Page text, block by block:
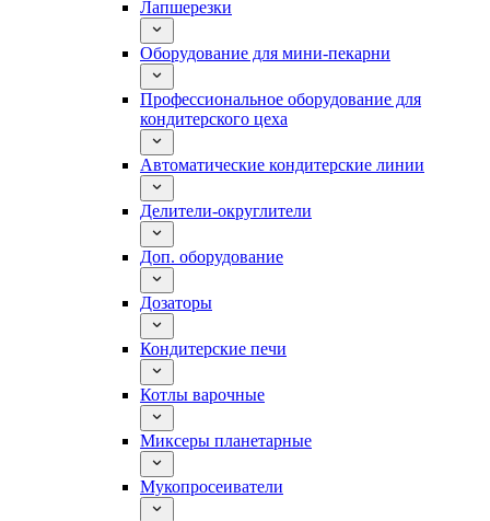
Лапшерезки
Оборудование для мини-пекарни
Профессиональное оборудование для
кондитерского цеха
Автоматические кондитерские линии
Делители-округлители
Доп. оборудование
Дозаторы
Кондитерские печи
Котлы варочные
Миксеры планетарные
Мукопросеиватели